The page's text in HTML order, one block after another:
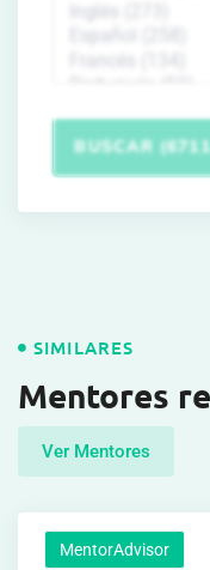
BUSCAR
SIMILARES
Mentores
Ver Mentores
MentorAdvisor